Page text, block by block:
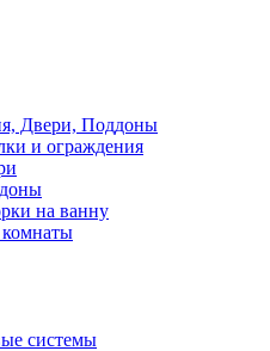
Двери, Поддоны
и ограждения
на ванну
системы